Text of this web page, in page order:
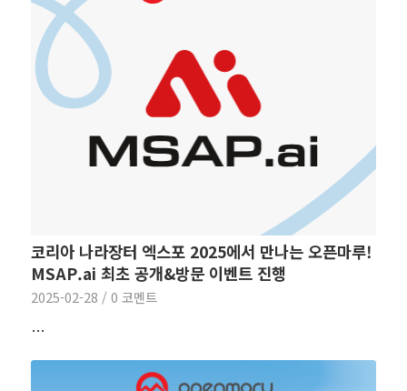
코리아 나라장터 엑스포 2025에서 만나는 오픈마루!
MSAP.ai 최초 공개&방문 이벤트 진행
2025-02-28 / 0 코멘트
…